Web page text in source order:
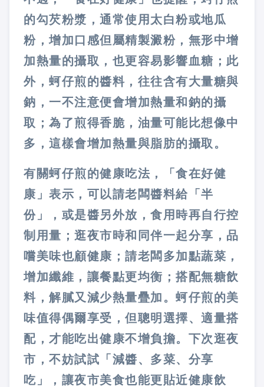
的勾芡粉漿，通常使用太白粉或地瓜
粉，增加口感但屬精製澱粉，無形中增
加熱量的攝取，也更容易影響血糖；此
外，蚵仔煎的醬料 ，往往含有大量糖與
鈉，一不注意便會增加熱量和鈉的攝
取；為了煎得香脆， 油量可能比想像中
多，這樣會增加熱量與脂肪的攝取。
有關蚵仔煎的健康吃法，「食在好健
康」表示，可以請老闆醬料給「半
份」，或是醬另外放，食用時再自行控
制用量；逛夜市時和同伴一起分享，品
嚐美味也顧健康；請老闆多加點蔬菜，
增加纖維，讓餐點更均衡；搭配無糖飲
料，解膩又減少熱量疊加。蚵仔煎的美
味值得偶爾享受，但聰明選擇、適量搭
配，才能吃出健康不增負擔。下次逛夜
市，不妨試試「減醬、多菜、分享
吃」，讓夜市美食也能更貼近健康飲